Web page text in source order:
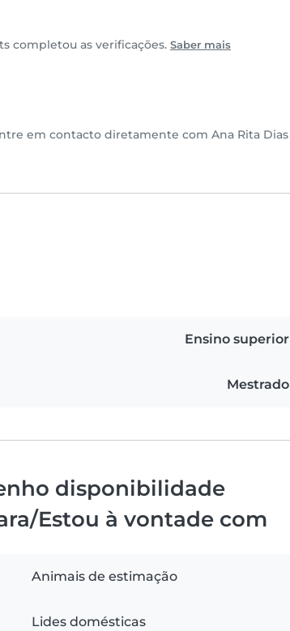
completou as verificações. Saber mais
em contacto diretamente com Ana Rita Dias
Ensino superior
Mestrado
disponibilidade
Estou à vontade com
Animais de estimação
Lides domésticas